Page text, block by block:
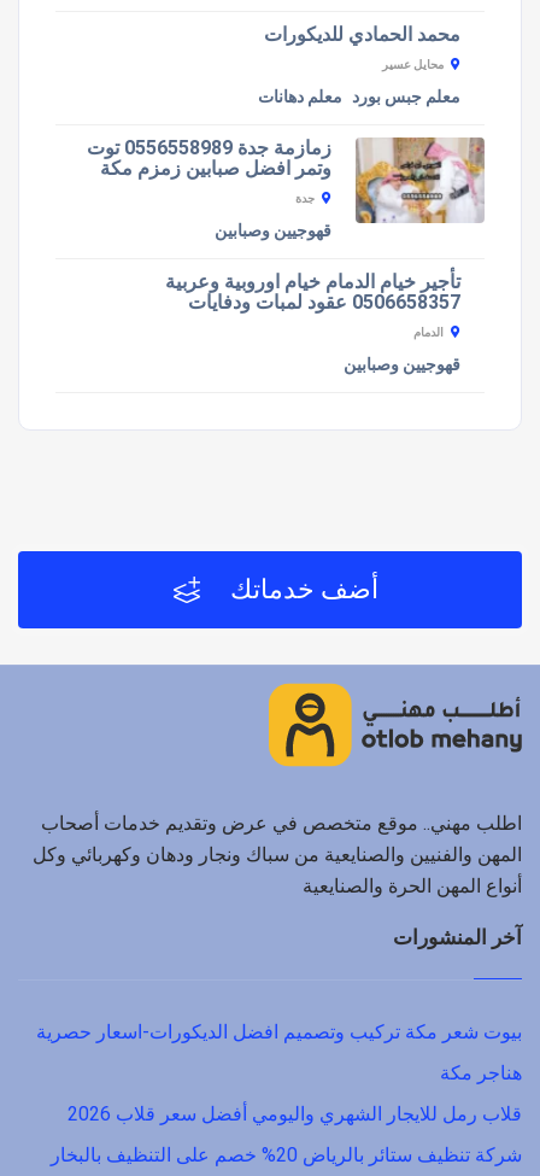
محمد الحمادي للديكورات
محايل عسير
معلم جبس بورد معلم دهانات
زمازمة جدة 0556558989 توت
وتمر افضل صبابين زمزم مكة
جدة
قهوجيين وصبابين
تأجير خيام الدمام خيام اوروبية وعربية
0506658357 عقود لمبات ودفايات
الدمام
قهوجيين وصبابين
أضف خدماتك
اطلب مهني.. موقع متخصص في عرض وتقديم خدمات أصحاب
المهن والفنيين والصنايعية من سباك ونجار ودهان وكهربائي وكل
أنواع المهن الحرة والصنايعية
آخر المنشورات
بيوت شعر مكة تركيب وتصميم افضل الديكورات-اسعار حصرية
هناجر مكة
قلاب رمل للايجار الشهري واليومي أفضل سعر قلاب 2026
شركة تنظيف ستائر بالرياض 20% خصم على التنظيف بالبخار